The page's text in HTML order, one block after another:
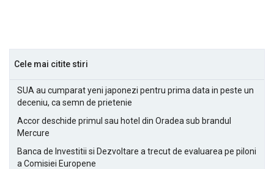
Cele mai citite stiri
SUA au cumparat yeni japonezi pentru prima data in peste un
deceniu, ca semn de prietenie
Accor deschide primul sau hotel din Oradea sub brandul
Mercure
Banca de Investitii si Dezvoltare a trecut de evaluarea pe piloni
a Comisiei Europene